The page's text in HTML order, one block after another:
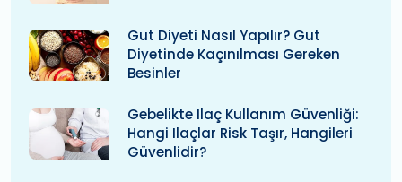
Gut Diyeti Nasıl Yapılır? Gut
Diyetinde Kaçınılması Gereken
Besinler
Gebelikte Ilaç Kullanım Güvenliği:
Hangi Ilaçlar Risk Taşır, Hangileri
Güvenlidir?